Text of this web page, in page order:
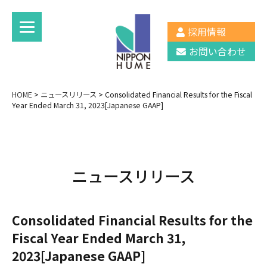
採用情報
お問い合わせ
HOME > ニュースリリース > Consolidated Financial Results for the Fiscal
Year Ended March 31, 2023[Japanese GAAP]
ニュースリリース
Consolidated Financial Results for the
Fiscal Year Ended March 31,
2023[Japanese GAAP]